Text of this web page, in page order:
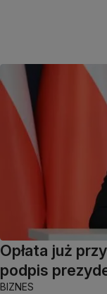
Opłata już
podpis
BIZNES